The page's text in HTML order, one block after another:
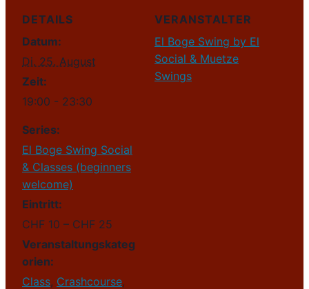
DETAILS
Datum:
Di. 25. August
Zeit:
19:00 - 23:30
Series:
El Boge Swing Social
& Classes (beginners
welcome)
Eintritt:
CHF 10 – CHF 25
Veranstaltungskateg
orien:
Class, Crashcourse,
VERANSTALTER
El Boge Swing by El
Social & Muetze
Swings